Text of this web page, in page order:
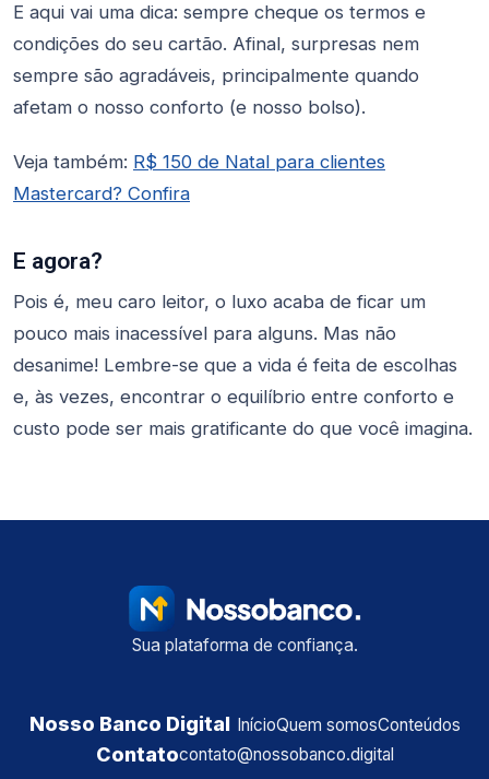
E aqui vai uma dica: sempre cheque os termos e
condições do seu cartão. Afinal, surpresas nem
sempre são agradáveis, principalmente quando
afetam o nosso conforto (e nosso bolso).
Veja também: R$ 150 de Natal para clientes
Mastercard? Confira
E agora?
Pois é, meu caro leitor, o luxo acaba de ficar um
pouco mais inacessível para alguns. Mas não
desanime! Lembre-se que a vida é feita de escolhas
e, às vezes, encontrar o equilíbrio entre conforto e
custo pode ser mais gratificante do que você imagina.
Sua plataforma de confiança.
Nosso Banco Digital InícioQuem somosConteúdos
Contatocontato@nossobanco.digital